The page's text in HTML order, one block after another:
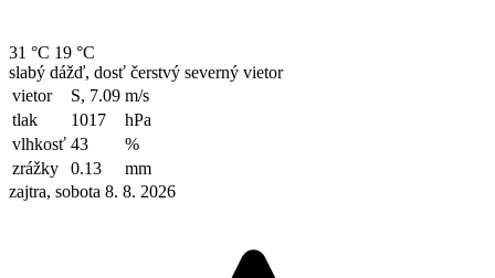
31 °C 19 °C
slabý dážď, dosť čerstvý severný vietor
vietor
S, 7.09 m/s
tlak
1017
hPa
vlhkosť 43
%
zrážky
0.13
mm
zajtra, sobota 8. 8. 2026